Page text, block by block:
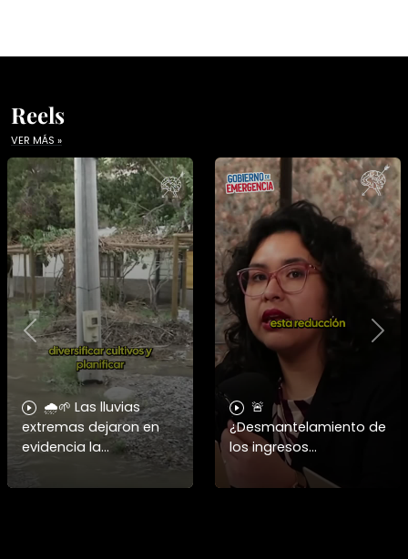
Reels
VER MÁS »
🌧️🌱 Las lluvias
extremas dejaron en
evidencia la
vulnerabilidad del
campo chileno.
🚨
¿Desmantelamiento de
los ingresos
municipales o
beneficio fiscal
Previous